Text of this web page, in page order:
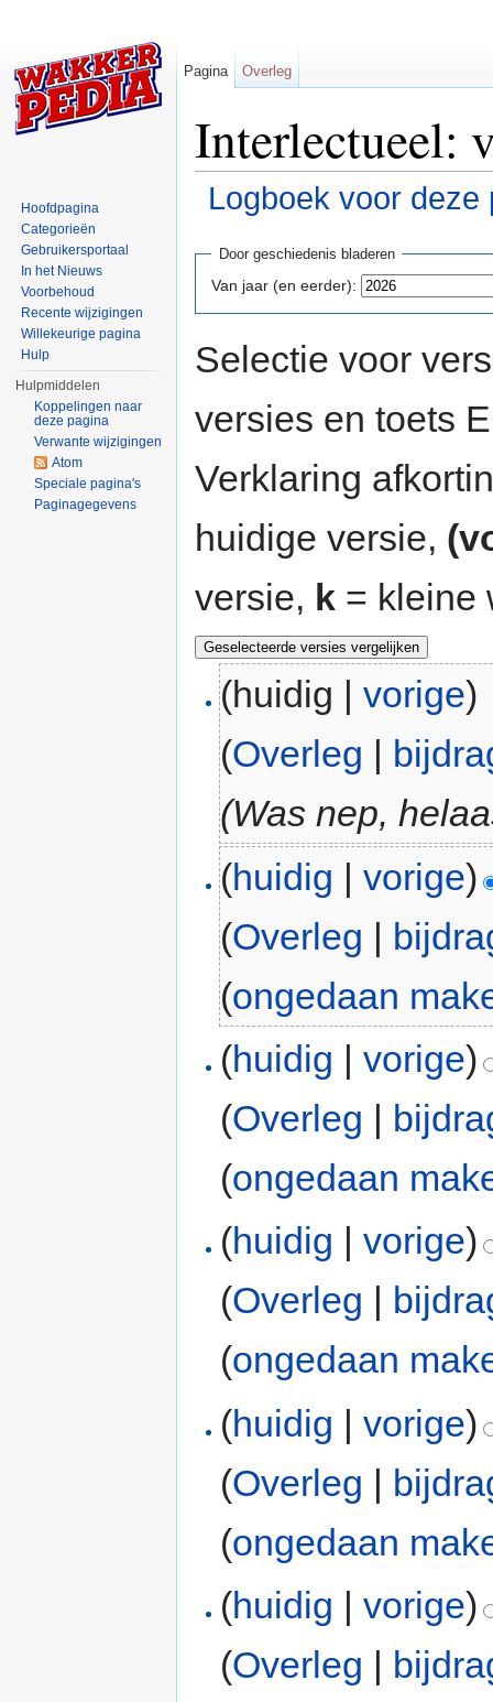
Interlectueel:
Logboek voor deze
Door geschiedenis bladeren
Van jaar (en eerder):
Selectie voor
versies en toets
Verklaring
huidige versie,
versie, k = kleine
(huidig |vorige)
(Overleg |
(Was nep,
(huidig |vorige)
(Overleg |
(ongedaan
(huidig |vorige)
(Overleg |
(ongedaan
(huidig |vorige)
(Overleg |
(ongedaan
(huidig |vorige)
(Overleg |
(ongedaan
(huidig |vorige)
(Overleg |
Pagina Overleg
Hoofdpagina
Categorieën
Gebruikersportaal
In het Nieuws
Voorbehoud
Recente wijzigingen
Willekeurige pagina
Hulp
Hulpmiddelen
Koppelingen naar
deze pagina
Verwante wijzigingen
Atom
Speciale pagina's
Paginagegevens